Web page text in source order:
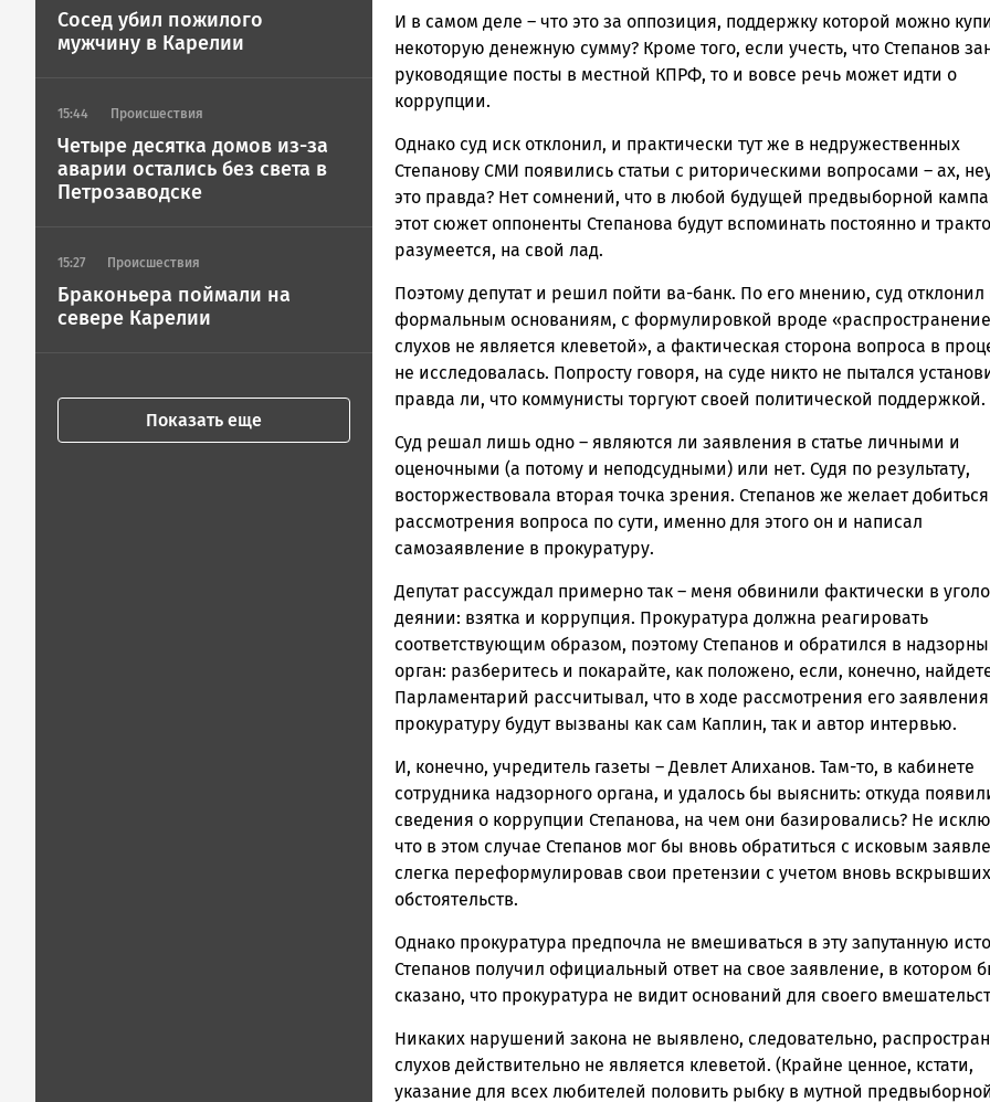
Сосед убил пожилого
мужчину в Карелии
15:44 Происшествия
Четыре десятка домов из-за
аварии остались без света в
Петрозаводске
15:27 Происшествия
Браконьера поймали на
севере Карелии
Показать еще
И в самом деле – что это за оппозиция, поддержку которой можно
некоторую денежную сумму? Кроме того, если учесть, что Степанов
руководящие посты в местной КПРФ, то и вовсе речь может идти о
коррупции.
Однако суд иск отклонил, и практически тут же в недружественных
Степанову СМИ появились статьи с риторическими вопросами – ах,
это правда? Нет сомнений, что в любой будущей предвыборной
этот сюжет оппоненты Степанова будут вспоминать постоянно и
разумеется, на свой лад.
Поэтому депутат и решил пойти ва-банк. По его мнению, суд отклонил
формальным основаниям, с формулировкой вроде «распространение
слухов не является клеветой», а фактическая сторона вопроса в
не исследовалась. Попросту говоря, на суде никто не пытался
правда ли, что коммунисты торгуют своей политической поддержкой.
Суд решал лишь одно – являются ли заявления в статье личными и
оценочными (а потому и неподсудными) или нет. Судя по результату,
восторжествовала вторая точка зрения. Степанов же желает добиться
рассмотрения вопроса по сути, именно для этого он и написал
самозаявление в прокуратуру.
Депутат рассуждал примерно так – меня обвинили фактически в
деянии: взятка и коррупция. Прокуратура должна реагировать
соответствующим образом, поэтому Степанов и обратился в
орган: разберитесь и покарайте, как положено, если, конечно,
Парламентарий рассчитывал, что в ходе рассмотрения его
прокуратуру будут вызваны как сам Каплин, так и автор интервью.
И, конечно, учредитель газеты – Девлет Алиханов. Там-то, в кабинете
сотрудника надзорного органа, и удалось бы выяснить: откуда
сведения о коррупции Степанова, на чем они базировались? Не
что в этом случае Степанов мог бы вновь обратиться с исковым
слегка переформулировав свои претензии с учетом вновь
обстоятельств.
Однако прокуратура предпочла не вмешиваться в эту запутанную
Степанов получил официальный ответ на свое заявление, в котором
сказано, что прокуратура не видит оснований для своего
Никаких нарушений закона не выявлено, следовательно,
слухов действительно не является клеветой. (Крайне ценное, кстати,
указание для всех любителей половить рыбку в мутной предвыборной